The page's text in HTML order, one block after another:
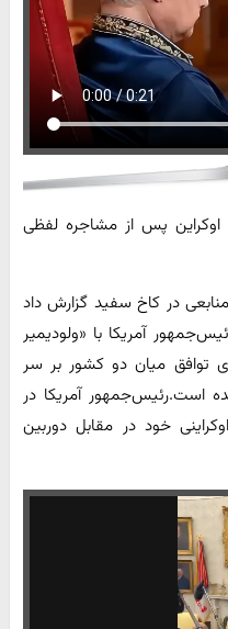
اوکراین پس از مشاجره لفظی
در کاخ سفید گزارش داد
آمریکا با «ولودیمیر
توافق میان دو کشور بر سر
است.رئیس‌جمهور آمریکا در
خود در مقابل دوربین